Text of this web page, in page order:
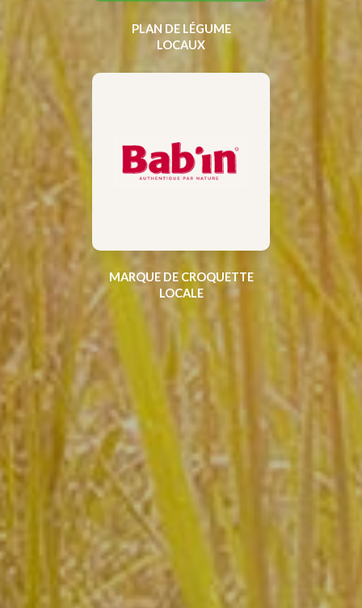
PLAN DE LÉGUME
LOCAUX
MARQUE DE CROQUETTE
LOCALE